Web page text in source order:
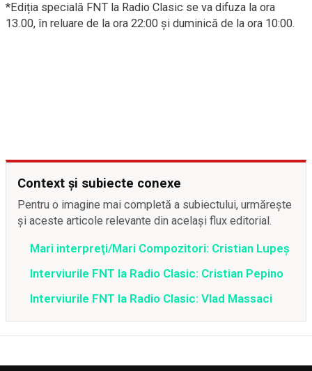
*Ediția specială FNT la Radio Clasic se va difuza la ora
13.00, în reluare de la ora 22:00 și duminică de la ora 10:00.
Context și subiecte conexe
Pentru o imagine mai completă a subiectului, urmărește
și aceste articole relevante din același flux editorial.
Mari interpreţi/Mari Compozitori: Cristian Lupeș
Interviurile FNT la Radio Clasic: Cristian Pepino
Interviurile FNT la Radio Clasic: Vlad Massaci